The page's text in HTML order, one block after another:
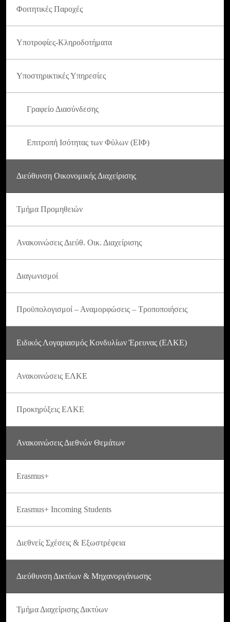
Φοιτητικές Παροχές
Υποτροφίες-Κληροδοτήματα
Υποστηρικτικές Υπηρεσίες
Γραφείο Διασύνδεσης
Επιτροπή Ισότητας των Φύλων (ΕΙΦ)
Διεύθυνση Οικονομικής Διαχείρισης
Τμήμα Προμηθειών
Ανακοινώσεις Διεύθ. Οικ. Διαχείρισης
Διαγωνισμοί
Προϋπολογισμοί – Αναμορφώσεις – Τροποποιήσεις
Ειδικός Λογαριασμός Κονδυλίων Έρευνας (ΕΛΚΕ)
Ανακοινώσεις ΕΛΚΕ
Προκηρύξεις ΕΛΚΕ
Ανακοινώσεις Διεθνών Θεμάτων
Erasmus+
Erasmus+ Incoming Students
Διεθνείς Σχέσεις & Εξωστρέφεια
Διεύθυνση Δικτύων & Μηχανοργάνωσης
Τμήμα Διαχείρισης Δικτύων